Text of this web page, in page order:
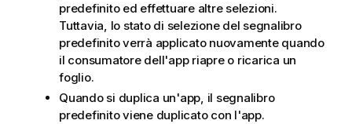
predefinito ed effettuare altre selezioni.
Tuttavia, lo stato di selezione del segnalibro
predefinito verrà applicato nuovamente quando
il consumatore dell'app riapre o ricarica un
foglio.
Quando si duplica un'app, il segnalibro
predefinito viene duplicato con l'app.